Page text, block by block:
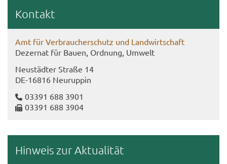
Kon­takt
Amt für Ver­brau­cher­schutz und Land­wirt­schaft
De­zer­nat für Bauen, Ord­nung, Um­welt
Neu­städ­ter Stra­ße 14
DE-​16816 Neu­rup­pin
03391 688 3901
03391 688 3904
Hin­weis zur Ak­tua­li­tät